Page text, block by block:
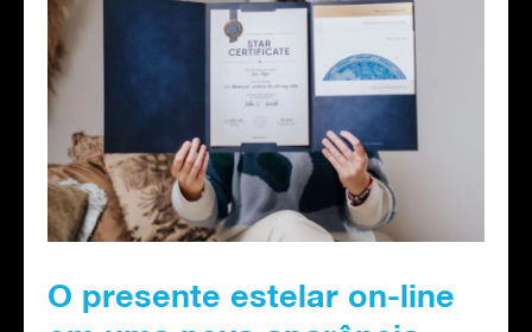
O presente estelar on-line